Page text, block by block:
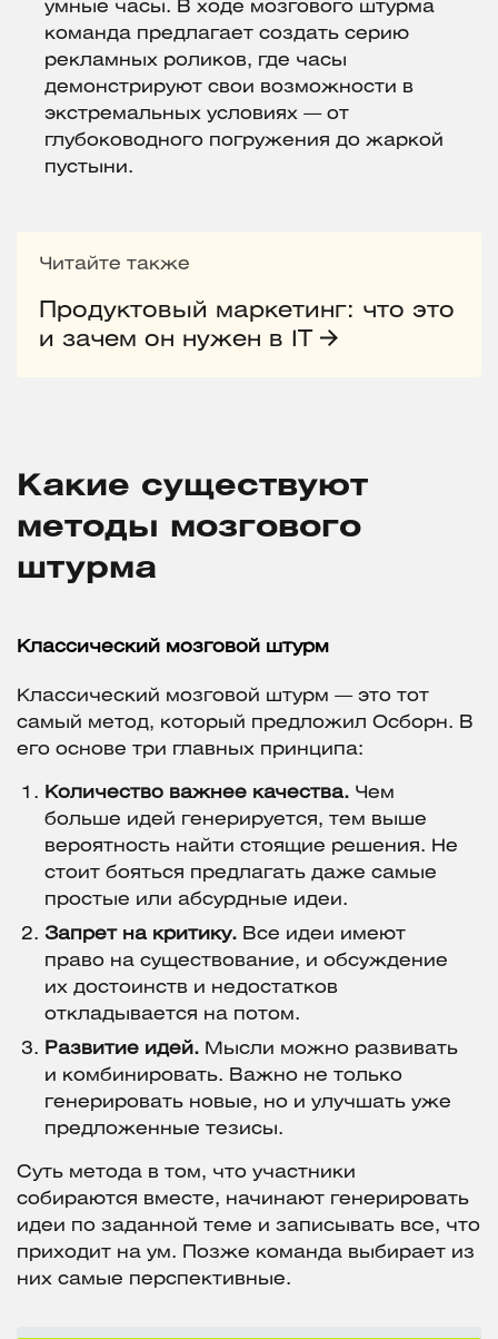
умные часы. В ходе мозгового штурма
команда предлагает создать серию
рекламных роликов, где часы
демонстрируют свои возможности в
экстремальных условиях — от
глубоководного погружения до жаркой
пустыни.
Читайте также
Продуктовый маркетинг: что это
и зачем он нужен в IT
Какие существуют
методы мозгового
штурма
Классический мозговой штурм
Классический мозговой штурм — это тот
самый метод, который предложил Осборн. В
его основе три главных принципа:
Количество важнее качества. Чем
больше идей генерируется, тем выше
вероятность найти стоящие решения. Не
стоит бояться предлагать даже самые
простые или абсурдные идеи.
Запрет на критику. Все идеи имеют
право на существование, и обсуждение
их достоинств и недостатков
откладывается на потом.
Развитие идей. Мысли можно развивать
и комбинировать. Важно не только
генерировать новые, но и улучшать уже
предложенные тезисы.
Суть метода в том, что участники
собираются вместе, начинают генерировать
идеи по заданной теме и записывать все, что
приходит на ум. Позже команда выбирает из
них самые перспективные.